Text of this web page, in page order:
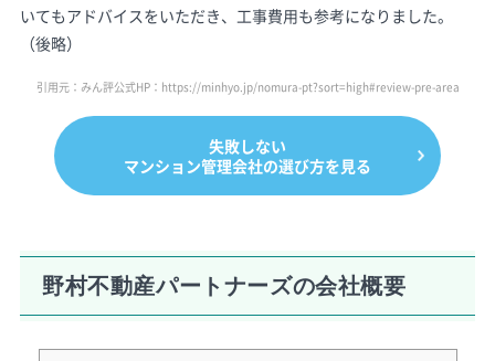
いてもアドバイスをいただき、工事費用も参考になりました。
（後略）
引用元：みん評公式HP： https://minhyo.jp/nomura-pt?sort=high#review-pre-area
失敗しない
マンション管理会社の選び方を見る
野村不動産パートナーズの会社概要